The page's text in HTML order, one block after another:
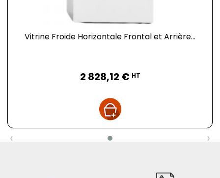
Vitrine Froide Horizontale Frontal et Arrière...
2 828,12 € HT
‹ ›